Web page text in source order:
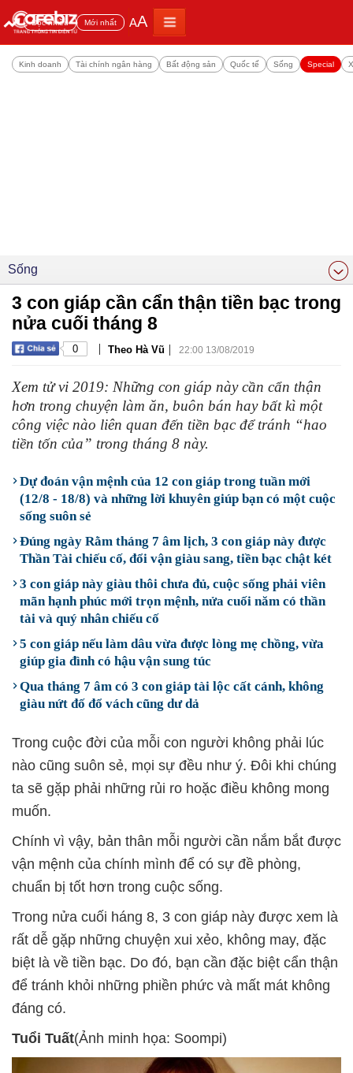
Đọc nhiều Mới nhất AA
Kinh doanh Tài chính ngân hàng Bất động sản Quốc tế Sống Special
Sống
3 con giáp cần cẩn thận tiền bạc trong
nửa cuối tháng 8
0 | Theo Hà Vũ | 22:00 13/08/2019
Xem tử vi 2019: Những con giáp này cần cẩn thận
hơn trong chuyện làm ăn, buôn bán hay bất kì một
công việc nào liên quan đến tiền bạc để tránh “hao
tiền tốn của” trong tháng 8 này.
Dự đoán vận mệnh của 12 con giáp trong tuần mới
(12/8 - 18/8) và những lời khuyên giúp bạn có một cuộc
sống suôn sẻ
Đúng ngày Rằm tháng 7 âm lịch, 3 con giáp này được
Thần Tài chiếu cố, đổi vận giàu sang, tiền bạc chật két
3 con giáp này giàu thôi chưa đủ, cuộc sống phải viên
mãn hạnh phúc mới trọn mệnh, nửa cuối năm có thần
tài và quý nhân chiếu cố
5 con giáp nếu làm dâu vừa được lòng mẹ chồng, vừa
giúp gia đình có hậu vận sung túc
Qua tháng 7 âm có 3 con giáp tài lộc cất cánh, không
giàu nứt đố đổ vách cũng dư dả
Trong cuộc đời của mỗi con người không phải lúc
nào cũng suôn sẻ, mọi sự đều như ý. Đôi khi chúng
ta sẽ gặp phải những rủi ro hoặc điều không mong
muốn.
Chính vì vậy, bản thân mỗi người cần nắm bắt được
vận mệnh của chính mình để có sự đề phòng,
chuẩn bị tốt hơn trong cuộc sống.
Trong nửa cuối háng 8, 3 con giáp này được xem là
rất dễ gặp những chuyện xui xẻo, không may, đặc
biệt là về tiền bạc. Do đó, bạn cần đặc biệt cẩn thận
để tránh khỏi những phiền phức và mất mát không
đáng có.
Tuổi Tuất(Ảnh minh họa: Soompi)